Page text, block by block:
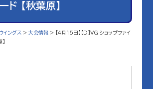
ド 【秋葉原】
イングス >大会情報 > 【4月15日】【D】VG ショップファイ